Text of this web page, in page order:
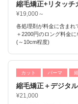
縮毛矯正+リタッチ
¥19,000～
各処理剤が料金に含まれ
＋2200円のロング料金
(～10cm程度)
カット パーマ
縮毛矯正＋デジタ
¥21,000